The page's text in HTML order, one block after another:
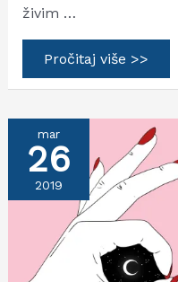
živim …
Mesec
i
otpuštanje
Pročitaj više >>
mar
26
2019